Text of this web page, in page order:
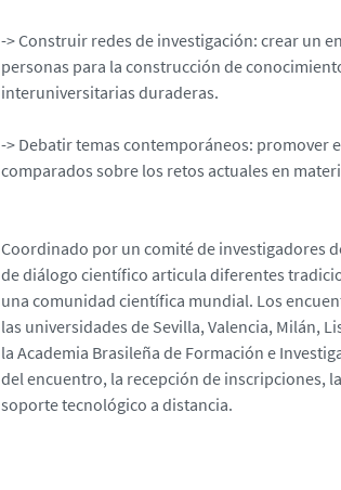
-> Construir redes de investigación: crear un
personas para la construcción de
interuniversitarias duraderas.
-> Debatir temas contemporáneos: promover
comparados sobre los retos actuales en
Coordinado por un comité de investigadores
de diálogo científico articula diferentes
una comunidad científica mundial. Los
las universidades de Sevilla, Valencia, Milán,
la Academia Brasileña de Formación e
del encuentro, la recepción de inscripciones,
soporte tecnológico a distancia.